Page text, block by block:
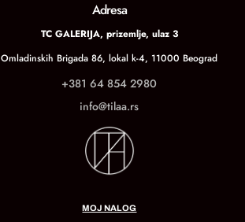
Adresa
TC GALERIJA, prizemlje, ulaz 3
Omladinskih Brigada 86, lokal k-4, 11000 Beograd
+381 64 854 2980
info@tilaa.rs
MOJ NALOG